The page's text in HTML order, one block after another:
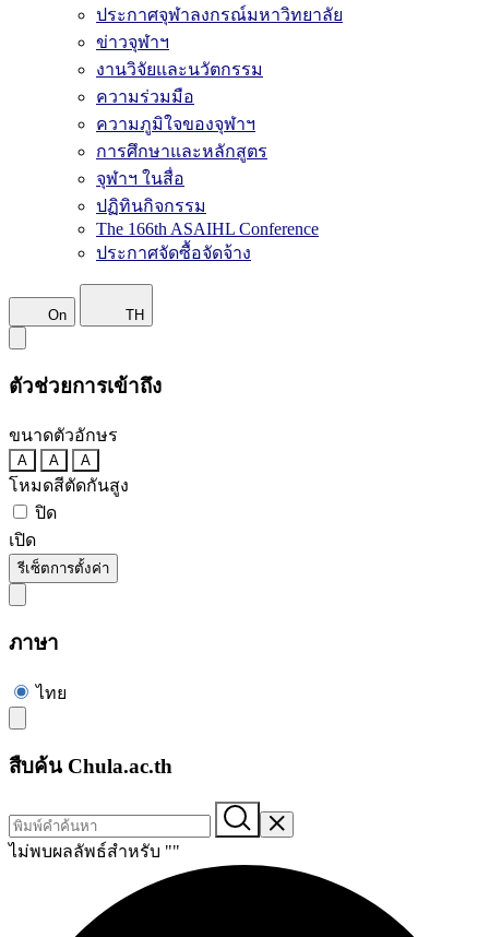
ประกาศจุฬาลงกรณ์มหาวิทยาลัย
ข่าวจุฬาฯ
งานวิจัยและนวัตกรรม
ความร่วมมือ
ความภูมิใจของจุฬาฯ
การศึกษาและหลักสูตร
จุฬาฯ ในสื่อ
ปฏิทินกิจกรรม
The 166th ASAIHL Conference
ประกาศจัดซื้อจัดจ้าง
On TH
ตัวช่วยการเข้าถึง
ขนาดตัวอักษร
A A A
โหมดสีตัดกันสูง
ปิด
เปิด
รีเซ็ตการตั้งค่า
ภาษา
ไทย
สืบค้น Chula.ac.th
ไม่พบผลลัพธ์สำหรับ ""